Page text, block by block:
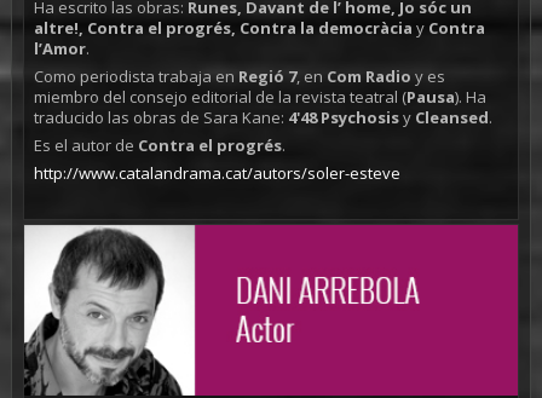
Ha escrito las obras: Runes, Davant de l’ home, Jo sóc un
altre!, Contra el progrés, Contra la democràcia y Contra
l’Amor.
Como periodista trabaja en Regió 7, en Com Radio y es
miembro del consejo editorial de la revista teatral (Pausa). Ha
traducido las obras de Sara Kane: 4'48 Psychosisy Cleansed.
Es el autor de Contra el progrés.
http://www.catalandrama.cat/autors/soler-esteve